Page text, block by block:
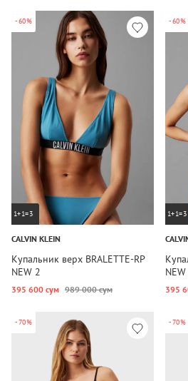
-60%
1+1=3
CALVIN KLEIN
Купальник верх BRALETTE-RP
NEW 2
395 600 сум 989 000 сум
-60%
1+1=3
NEW
395
-70% -70%